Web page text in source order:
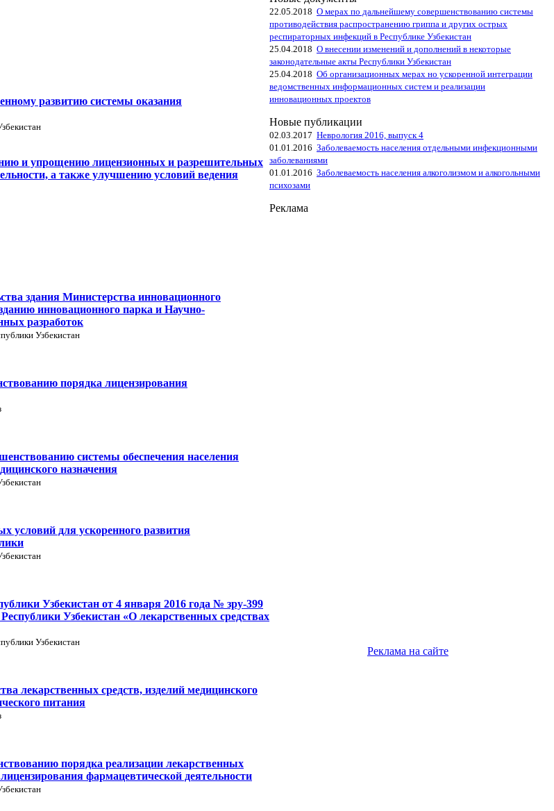
развитию системы оказания
и упрощению лицензионных и разрешительных
а также улучшению условий ведения
здания Министерства инновационного
инновационного парка и Научно-
разработок
Узбекистан
порядка лицензирования
системы обеспечения населения
назначения
условий для ускоренного развития
Узбекистан от 4 января 2016 года № зру-399
Узбекистан «О лекарственных средствах
Узбекистан
лекарственных средств, изделий медицинского
питания
порядка реализации лекарственных
фармацевтической деятельности
22.05.2018 О мерах по дальнейшему совершенствованию системы
противодействия распространению гриппа и других острых
респираторных инфекций в Республике Узбекистан
25.04.2018 О внесении изменений и дополнений в некоторые
законодательные акты Республики Узбекистан
25.04.2018 Об организационных мерах но ускоренной интеграции
ведомственных информационных систем и реализации
инновационных проектов
Новые публикации
02.03.2017 Неврология 2016, выпуск 4
01.01.2016 Заболеваемость населения отдельными инфекционными
заболеваниями
01.01.2016 Заболеваемость населения алкоголизмом и алкогольными
психозами
Реклама
Реклама на сайте